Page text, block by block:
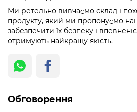
Ми ретельно вивчаємо склад і
продукту, який ми пропонуємо
забезпечити їх безпеку і
отримують найкращу якість.
Обговорення